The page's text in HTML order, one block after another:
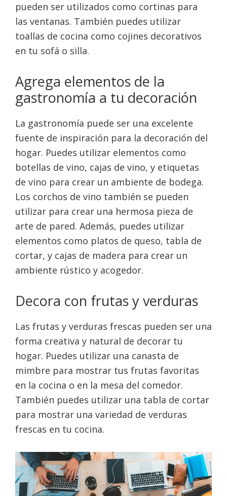
pueden ser utilizados como cortinas para
las ventanas. También puedes utilizar
toallas de cocina como cojines decorativos
en tu sofá o silla.
Agrega elementos de la
gastronomía a tu decoración
La gastronomía puede ser una excelente
fuente de inspiración para la decoración del
hogar. Puedes utilizar elementos como
botellas de vino, cajas de vino, y etiquetas
de vino para crear un ambiente de bodega.
Los corchos de vino también se pueden
utilizar para crear una hermosa pieza de
arte de pared. Además, puedes utilizar
elementos como platos de queso, tabla de
cortar, y cajas de madera para crear un
ambiente rústico y acogedor.
Decora con frutas y verduras
Las frutas y verduras frescas pueden ser una
forma creativa y natural de decorar tu
hogar. Puedes utilizar una canasta de
mimbre para mostrar tus frutas favoritas
en la cocina o en la mesa del comedor.
También puedes utilizar una tabla de cortar
para mostrar una variedad de verduras
frescas en tu cocina.